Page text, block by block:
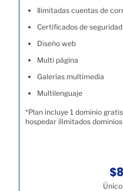
Ilimitadas cuentas de
Certificados de seguridad
Diseño web
Multi página
Galerías multimedia
Multilenguaje
*Plan incluye 1 dominio
hospedar ilimitados dominios